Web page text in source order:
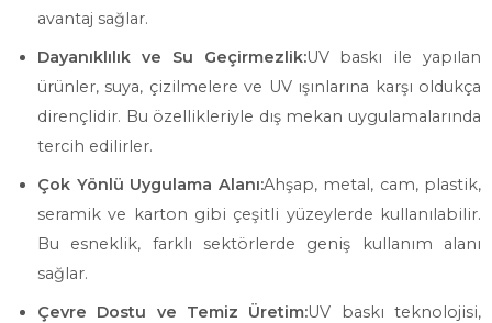
avantaj sağlar.
Dayanıklılık ve Su Geçirmezlik:UV baskı ile yapılan
ürünler, suya, çizilmelere ve UV ışınlarına karşı oldukça
dirençlidir. Bu özellikleriyle dış mekan uygulamalarında
tercih edilirler.
Çok Yönlü Uygulama Alanı:Ahşap, metal, cam, plastik,
seramik ve karton gibi çeşitli yüzeylerde kullanılabilir.
Bu esneklik, farklı sektörlerde geniş kullanım alanı
sağlar.
Çevre Dostu ve Temiz Üretim:UV baskı teknolojisi,